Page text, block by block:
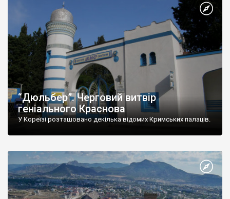
“Дюльбер”. Черговий витвір
геніального Краснова
У Кореїзі розташовано декілька відомих Кримських палаців.